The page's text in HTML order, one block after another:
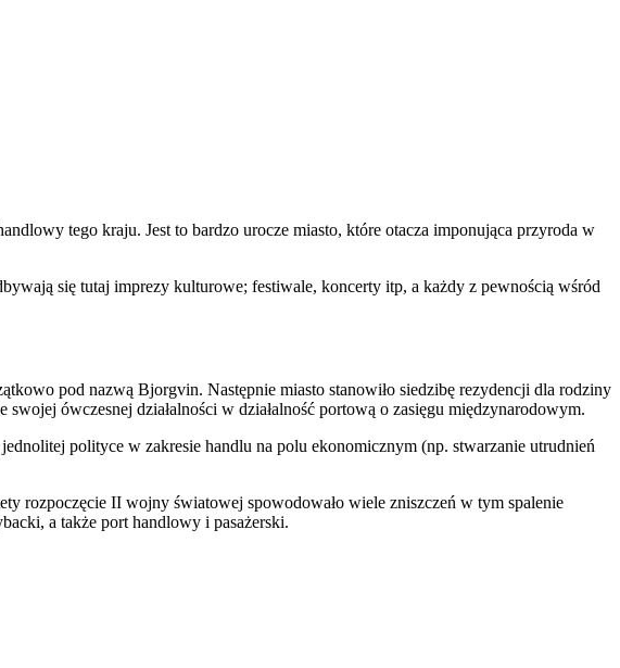
tego kraju. Jest to bardzo urocze miasto, które otacza imponująca przyroda w
się tutaj imprezy kulturowe; festiwale, koncerty itp, a każdy z pewnością wśród
pod nazwą Bjorgvin. Następnie miasto stanowiło siedzibę rezydencji dla rodziny
ówczesnej działalności w działalność portową o zasięgu międzynarodowym.
polityce w zakresie handlu na polu ekonomicznym (np. stwarzanie utrudnień
rozpoczęcie II wojny światowej spowodowało wiele zniszczeń w tym spalenie
a także port handlowy i pasażerski.